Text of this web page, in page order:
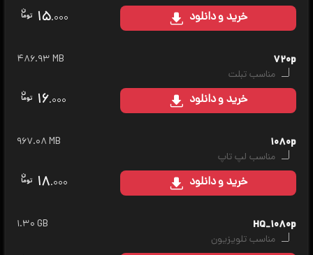
خریدو دانلود ۱۵.۰۰۰
۷۲۰p
مناسب تبلت
۴۸۶.۹۳ MB
خریدو دانلود ۱۶.۰۰۰
۱۰۸۰p
مناسب لپ تاپ
۹۶۷.۰۸ MB
خریدو دانلود ۱۸.۰۰۰
HQ_۱۰۸۰p
مناسب تلویزیون
۱.۳۰ GB